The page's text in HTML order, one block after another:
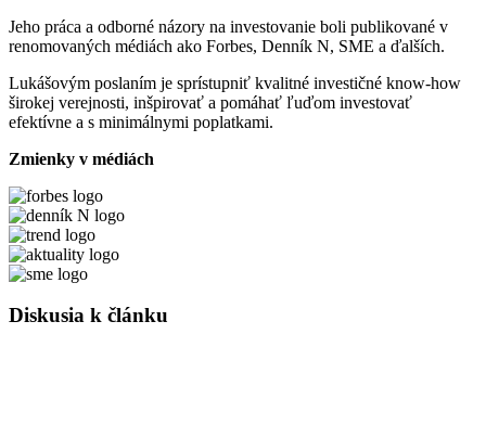
Jeho práca a odborné názory na investovanie boli publikované v
renomovaných médiách ako Forbes, Denník N, SME a ďalších.
Lukášovým poslaním je sprístupniť kvalitné investičné know-how
širokej verejnosti, inšpirovať a pomáhať ľuďom investovať
efektívne a s minimálnymi poplatkami.
Zmienky v médiách
Diskusia k článku